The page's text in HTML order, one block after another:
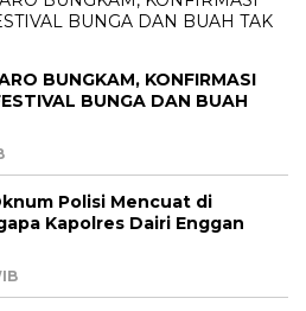
BUNGKAM, KONFIRMASI
BUNGA DAN BUAH
Polisi Mencuat di
Kapolres Dairi Enggan